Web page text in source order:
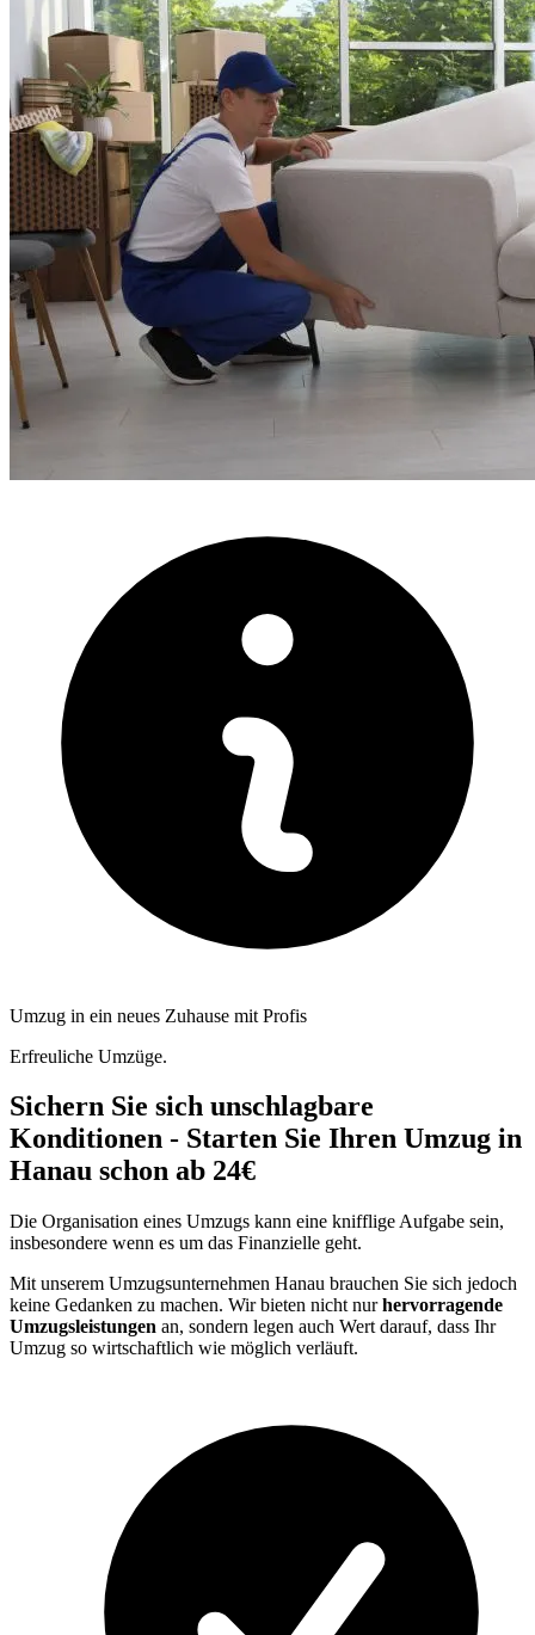
Umzug in ein neues Zuhause mit Profis
Erfreuliche Umzüge.
Sichern Sie sich unschlagbare
Konditionen - Starten Sie Ihren Umzug in
Hanau schon ab 24€
Die Organisation eines Umzugs kann eine knifflige Aufgabe sein,
insbesondere wenn es um das Finanzielle geht.
Mit unserem Umzugsunternehmen Hanau brauchen Sie sich jedoch
keine Gedanken zu machen. Wir bieten nicht nurhervorragende
Umzugsleistungen an, sondern legen auch Wert darauf, dass Ihr
Umzug so wirtschaftlich wie möglich verläuft.